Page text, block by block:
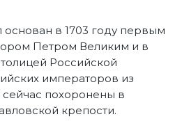
в 1703 году первым
Петром Великим и в
Российской
императоров из
похоронены в
крепости.